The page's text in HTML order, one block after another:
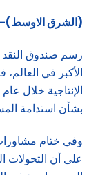
(الشرق الاوسط)-03/04/2026
رسم صندوق النقد
الأكبر في العالم،
بشأن استدامة
على أن التحولات